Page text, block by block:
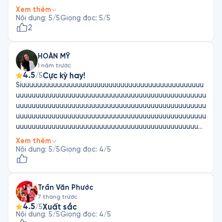
Nghe và ₫ọc đi đọc lại mỗi lần như thế mình càng nghĩ
sâu và cảm nghĩ khác hon khi đọc lần đầu.
Xem thêm
Nội dung: 5/5Giọng đọc: 5/5
2
HOÀN MỸ
1 năm trước
4.5/5Cực kỳ hay!
Siuuuuuuuuuuuuuuuuuuuuuuuuuuuuuuuuuuuuuuuuuuuuuu
uuuuuuuuuuuuuuuuuuuuuuuuuuuuuuuuuuuuuuuuuuuuuuuu
uuuuuuuuuuuuuuuuuuuuuuuuuuuuuuuuuuuuuuuuuuuuuuuu
uuuuuuuuuuuuuuuuuuuuuuuuuuuuuuuuuuuuuuuuuuuuuuuu
uuuuuuuuuuuuuuuuuuuuuuuuuuuuuuuuuuuuuuuuuuuuuuuu
uuuuuuuuuuuuuuuuuuuuuuuuuuuuuuuuuuuuuuuuuuuuuuuu
uuuuuuuuuuuuuuuuuuuuuuuuuuuuuuuuuuuuuuuuu
Xem thêm
Nội dung: 5/5Giọng đọc: 4/5
Trần Văn Phước
7 tháng trước
4.5/5Xuất sắc
Nội dung: 5/5Giọng đọc: 4/5